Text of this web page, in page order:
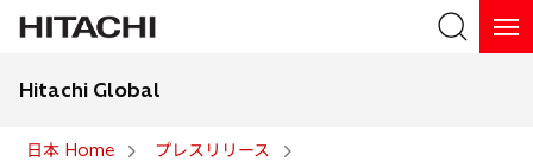
Hitachi Global
日本 Home
プレスリリース